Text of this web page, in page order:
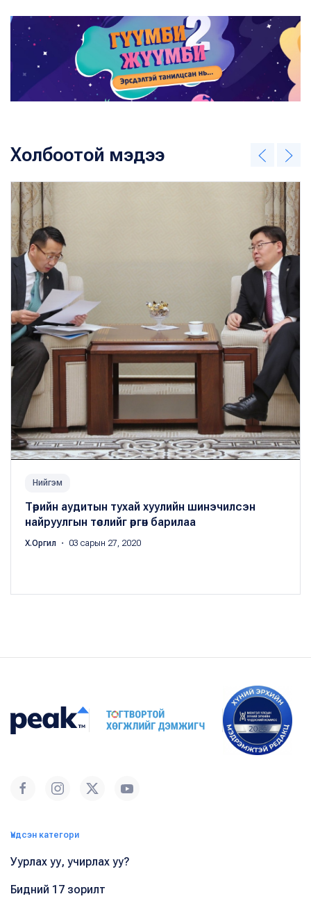
Холбоотой мэдээ
Нийгэм
Төрийн аудитын тухай хуулийн шинэчилсэн
найруулгын төслийг өргөн барилаа
Х.Оргил ・ 03 сарын 27, 2020
Үндсэн категори
Уурлах уу, учирлах уу?
Бидний 17 зорилт